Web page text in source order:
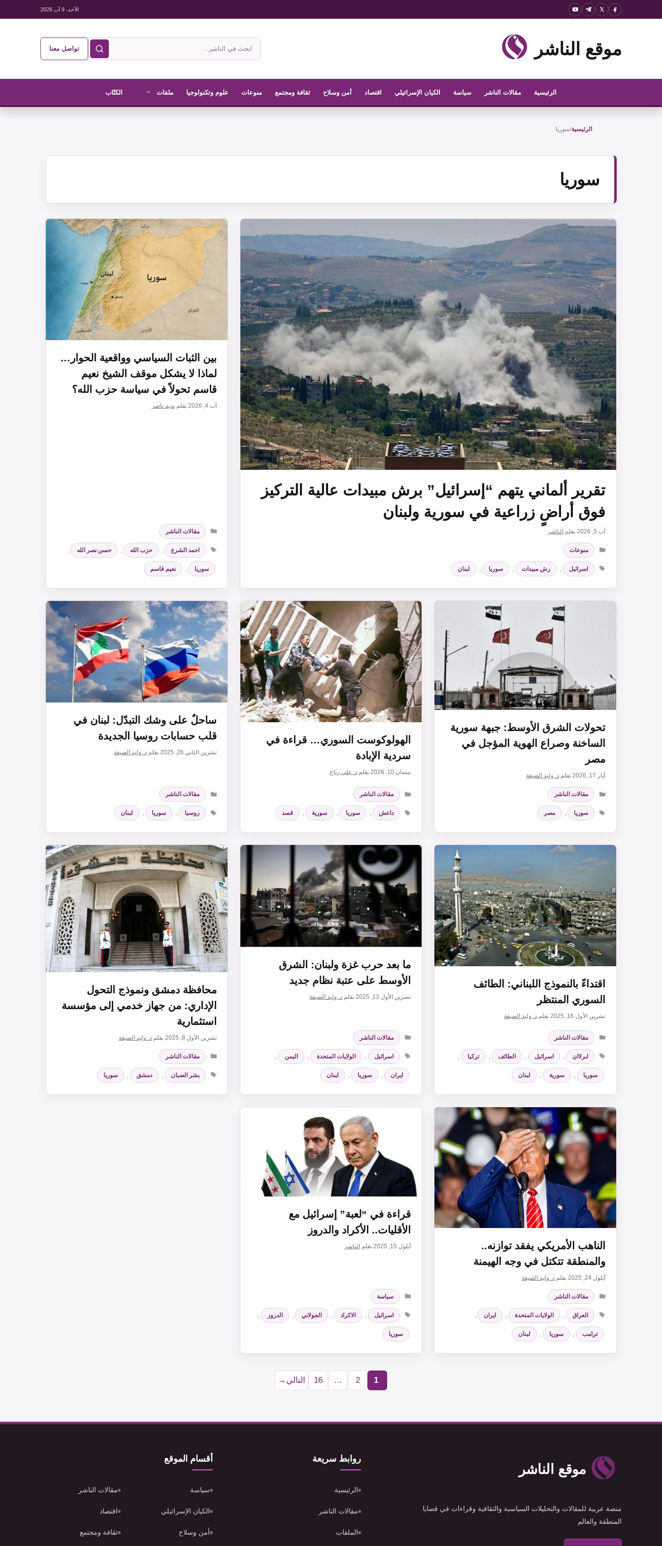
الأحد، 9 آب 2026
موقع الناشر
ابحث
في
الناشر
تواصل معنا
الرئيسية مقالات الناشر سياسة الكيان الإسرائيلي اقتصاد أمن وسلاح ثقافة ومجتمع منوعات علوم وتكنولوجيا ملفات الكتّاب
الرئيسية/سوريا
سوريا
تقرير ألماني يتهم “إسرائيل” برش مبيدات عالية التركيز
فوق أراضٍ زراعية في سورية ولبنان
آب 5, 2026 بقلم الناشر
التصنيفات
منوعات
الوسوم
اسرائيل , رش مبيدات , سوريا , لبنان
بين الثبات السياسي وواقعية الحوار…
لماذا لا يشكل موقف الشيخ نعيم
قاسم تحولاً في سياسة حزب الله؟
آب 4, 2026 بقلمنديم ناصر
التصنيفات
مقالات الناشر
الوسوم
احمد الشرع , حزب الله , حسن نصر الله ,
سوريا , نعيم قاسم
تحولات الشرق الأوسط: جبهة سورية
الساخنة وصراع الهوية المؤجل في
مصر
أيار 17, 2026 بقلم د. وليد الضيقة
التصنيفات
مقالات الناشر
الوسوم
سوريا , مصر
الهولوكوست السوري… قراءة في
سردية الإبادة
نيسان 10, 2026 بقلم د. علي رباح
التصنيفات
مقالات الناشر
الوسوم
داعش , سوريا , سورية , قسد
ساحلٌ على وشك التبدّل: لبنان في
قلب حسابات روسيا الجديدة
تشرين الثاني 26, 2025 بقلمد. وليد الضيقة
التصنيفات
مقالات الناشر
الوسوم
روسيا , سوريا , لبنان
اقتداءً بالنموذج اللبناني: الطائف
السوري المنتظر
تشرين الأول 16, 2025 بقلم د. وليد الضيقة
التصنيفات
مقالات الناشر
الوسوم
ابرلاان اسرائيل الطائف تركيا
سوريا سورية لبنان
ما بعد حرب غزة ولبنان: الشرق
الأوسط على عتبة نظام جديد
تشرين الأول 13, 2025 بقلم د. وليد الضيقة
التصنيفات
مقالات الناشر
الوسوم
اسرائيل الولايات المتحدة اليمن
ايران سوريا لبنان
محافظة دمشق ونموذج التحول
الإداري: من جهاز خدمي إلى مؤسسة
استثمارية
تشرين الأول 8, 2025 بقلمد. وليد الضيقة
التصنيفات
مقالات الناشر
الوسوم
بشر الصبان دمشق سوريا
الناهب الأمريكي يفقد توازنه..
والمنطقة تتكتل في وجه الهيمنة
أيلول 24, 2025 بقلم د. وليد الضيقة
التصنيفات
مقالات الناشر
الوسوم
العراق , الولايات المتحدة , ايران ,
ترامب , سوريا , لبنان
قراءة في “لعبة” إسرائيل مع
الأقليات.. الأكراد والدروز
أيلول 15, 2025 بقلم الناشر
التصنيفات
سياسة
الوسوم
اسرائيل , الاكراد , الجولاني , الدروز ,
سوريا
Page
1
Page
2
…
Page
16 التالي →
موقع الناشر
منصة عربية للمقالات والتحليلات السياسية والثقافية وقراءات في قضايا
المنطقة والعالم
روابط سريعة
الرئيسية
مقالات الناشر
الملفات
أقسام الموقع
سياسة مقالات الناشر
الكيان الإسرائيلي اقتصاد
أمن وسلاح ثقافة ومجتمع